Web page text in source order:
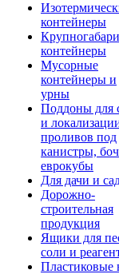
контейнеры
контейнеры
Мусорные
контейнеры и
урны
Поддоны для
и
проливов под
канистры,
еврокубы
Для дачи и
Дорожно-
строительная
продукция
Ящики для
соли и
Пластиковые